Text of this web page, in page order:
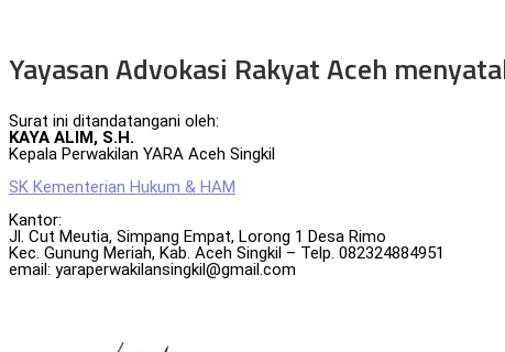
Yayasan Advokasi Rakyat Aceh
Surat ini ditandatangani oleh:
KAYA ALIM, S.H.
Kepala Perwakilan YARA Aceh Singkil
SK Kementerian Hukum & HAM
Kantor:
Jl. Cut Meutia, Simpang Empat, Lorong 1 Desa Rimo
Kec. Gunung Meriah, Kab. Aceh Singkil – Telp. 082324884951
email: yaraperwakilansingkil@gmail.com